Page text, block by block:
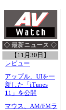
◇ 最新ニュース ◇
【11月30日】
レビュー
アップル、UIを一
新した「iTunes
11」を公開
マウス、AM/FMラ